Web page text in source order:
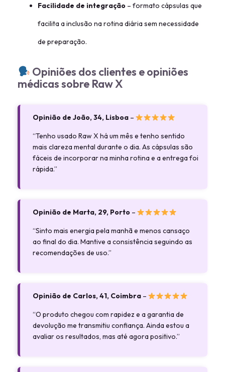
Facilidade de integração – formato cápsulas que
facilita a inclusão na rotina diária sem necessidade
de preparação.
Opiniões dos clientes e opiniões
médicas sobre Raw X
Opinião de João, 34, Lisboa–
“Tenho usado Raw X há um mês e tenho sentido
mais clareza mental durante o dia. As cápsulas são
fáceis de incorporar na minha rotina e a entrega foi
rápida.”
Opinião de Marta, 29, Porto–
“Sinto mais energia pela manhã e menos cansaço
ao final do dia. Mantive a consistência seguindo as
recomendações de uso.”
Opinião de Carlos, 41, Coimbra–
“O produto chegou com rapidez e a garantia de
devolução me transmitiu confiança. Ainda estou a
avaliar os resultados, mas até agora positivo.”